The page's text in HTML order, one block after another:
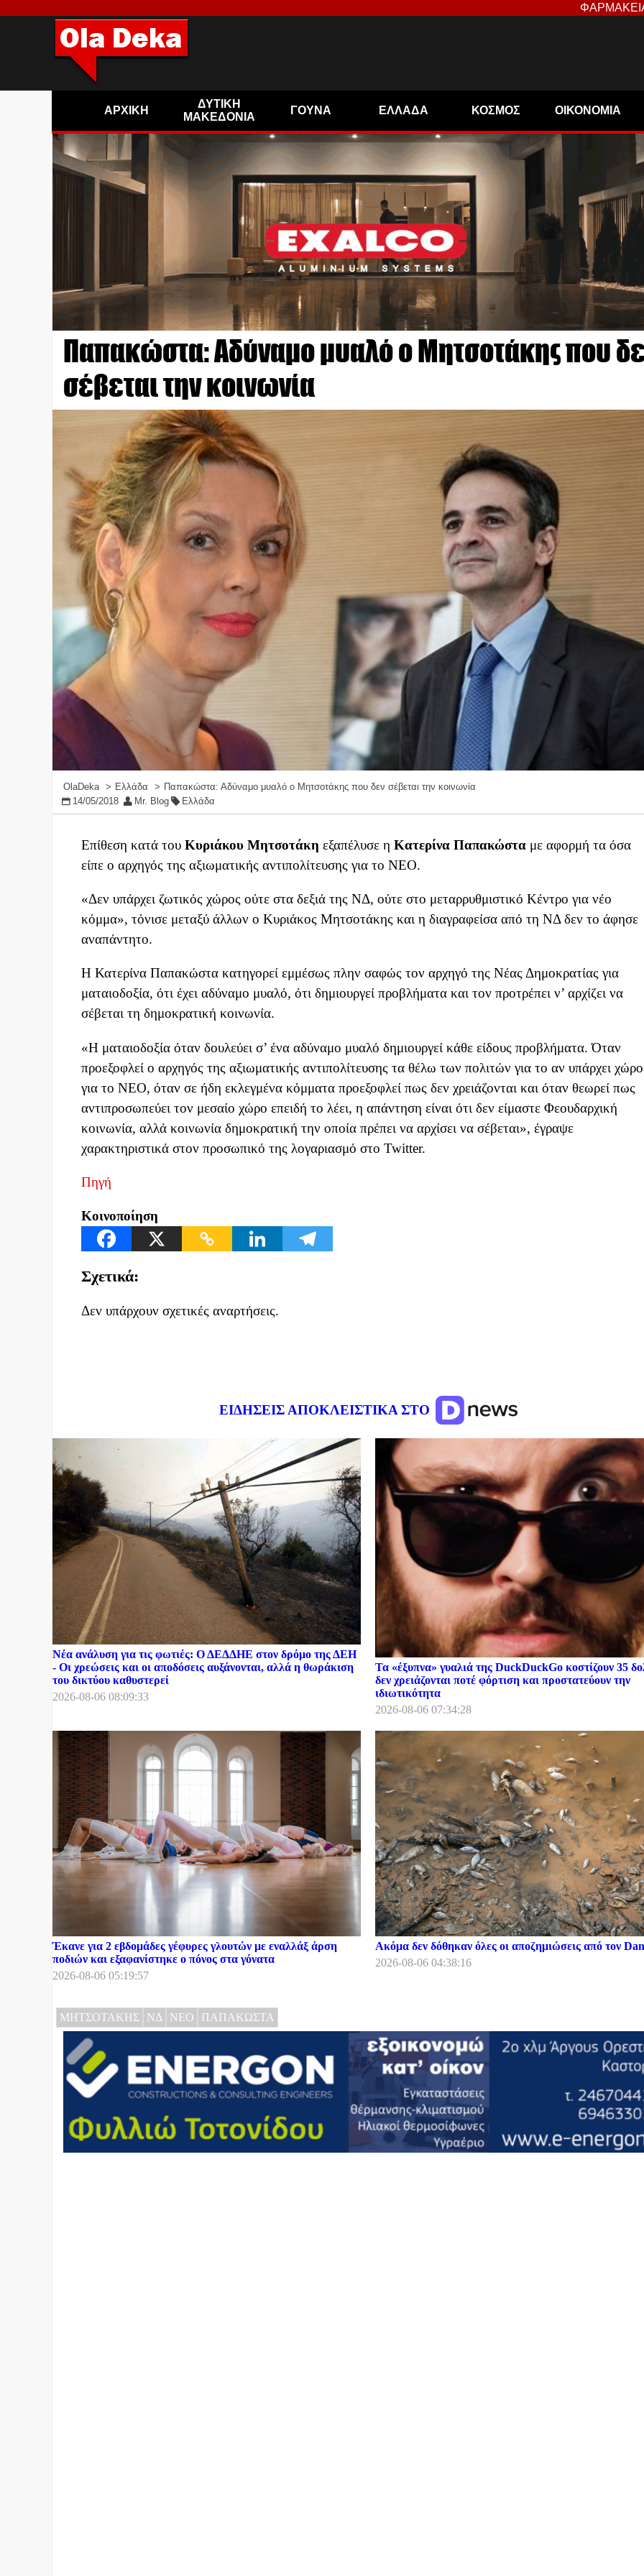
ΑΡΧΙΚΗ
ΔΥΤΙΚΗ
ΜΑΚΕΔΟΝΙΑ
ΓΟΥΝΑ ΕΛΛΑΔΑ ΚΟΣΜΟΣ ΟΙΚΟΝΟΜΙΑ
Παπακώστα: Αδύναμο μυαλό ο Μητσοτάκης που
σέβεται την κοινωνία
OlaDeka Ελλάδα
Παπακώστα: Αδύναμο μυαλό ο Μητσοτάκης που δεν σέβεται την κοινωνία
14/05/2018
Mr. Blog Ελλάδα
Επίθεση κατά του Κυριάκου Μητσοτάκη εξαπέλυσε η Κατερίνα Παπακώστα με αφορμή τα όσα
είπε ο αρχηγός της αξιωματικής αντιπολίτευσης για το ΝΕΟ.
«Δεν υπάρχει ζωτικός χώρος ούτε στα δεξιά της ΝΔ, ούτε στο μεταρρυθμιστικό Κέντρο για νέο
κόμμα», τόνισε μεταξύ άλλων ο Κυριάκος Μητσοτάκης και η διαγραφείσα από τη ΝΔ δεν το άφησε
αναπάντητο.
Η Κατερίνα Παπακώστα κατηγορεί εμμέσως πλην σαφώς τον αρχηγό της Νέας Δημοκρατίας για
ματαιοδοξία, ότι έχει αδύναμο μυαλό, ότι δημιουργεί προβλήματα και τον προτρέπει ν’ αρχίζει να
σέβεται τη δημοκρατική κοινωνία.
«Η ματαιοδοξία όταν δουλεύει σ’ ένα αδύναμο μυαλό δημιουργεί κάθε είδους προβλήματα. Όταν
προεξοφλεί ο αρχηγός της αξιωματικής αντιπολίτευσης τα θέλω των πολιτών για το αν υπάρχει
για το ΝΕΟ, όταν σε ήδη εκλεγμένα κόμματα προεξοφλεί πως δεν χρειάζονται και όταν θεωρεί πως
αντιπροσωπεύει τον μεσαίο χώρο επειδή το λέει, η απάντηση είναι ότι δεν είμαστε Φεουδαρχική
κοινωνία, αλλά κοινωνία δημοκρατική την οποία πρέπει να αρχίσει να σέβεται», έγραψε
χαρακτηριστικά στον προσωπικό της λογαριασμό στο Twitter.
Πηγή
Κοινοποίηση
Σχετικά:
Δεν υπάρχουν σχετικές αναρτήσεις.
ΕΙΔΗΣΕΙΣ ΑΠΟΚΛΕΙΣΤΙΚΑ ΣΤΟ
Νέα ανάλυση για τις φωτιές: Ο ΔΕΔΔΗΕ στον δρόμο της ΔΕΗ
- Οι χρεώσεις και οι αποδόσεις αυξάνονται, αλλά η θωράκιση
του δικτύου καθυστερεί
2026-08-06 08:09:33
Τα «έξυπνα» γυαλιά της DuckDuckGo κοστίζουν 35
δεν χρειάζονται ποτέ φόρτιση και προστατεύουν την
ιδιωτικότητα
2026-08-06 07:34:28
Έκανε για 2 εβδομάδες γέφυρες γλουτών με εναλλάξ άρση
ποδιών και εξαφανίστηκε ο πόνος στα γόνατα
2026-08-06 05:19:57
Ακόμα δεν δόθηκαν όλες οι αποζημιώσεις από τον
2026-08-06 04:38:16
ΜΗΤΣΟΤΑΚΗΣ ΝΔ ΝΕΟ ΠΑΠΑΚΩΣΤΑ